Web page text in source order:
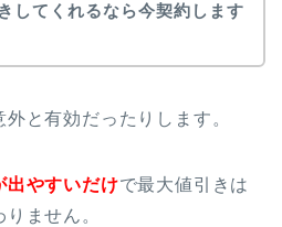
してくれるなら今契約します
と有効だったりします。
出やすいだけで最大値引きは
ません。